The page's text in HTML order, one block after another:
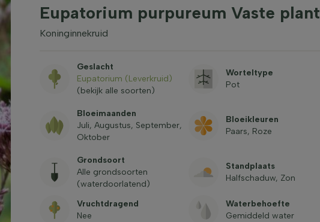
Eupatorium purpureum Vaste plant
Koninginnekruid
Geslacht
Eupatorium (Leverkruid)
(bekijk alle soorten)
Worteltype
Pot
Bloeimaanden
Juli, Augustus, September,
Oktober
Bloeikleuren
Paars, Roze
Grondsoort
Alle grondsoorten
(waterdoorlatend)
Standplaats
Halfschaduw, Zon
Vruchtdragend
Nee
Waterbehoefte
Gemiddeld water